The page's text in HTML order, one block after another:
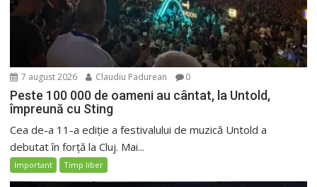
7 august 2026 Claudiu Padurean 0
Peste 100 000 de oameni au cântat, la Untold,
împreună cu Sting
Cea de-a 11-a ediție a festivalului de muzică Untold a
debutat în forță la Cluj. Mai...
Important Timp liber